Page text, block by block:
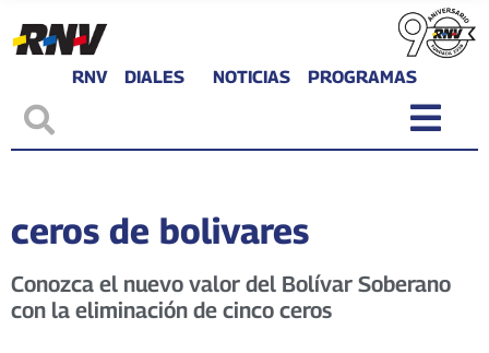
RNV DIALES NOTICIAS PROGRAMAS
ceros de bolivares
Conozca el nuevo valor del Bolívar Soberano
con la eliminación de cinco ceros